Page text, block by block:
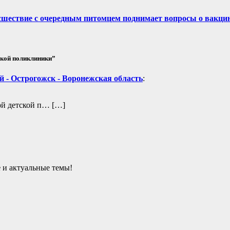
с очередным питомцем поднимает вопросы о
поликлиники”
- Острогожск - Воронежская область:
детской п… […]
и актуальные темы!